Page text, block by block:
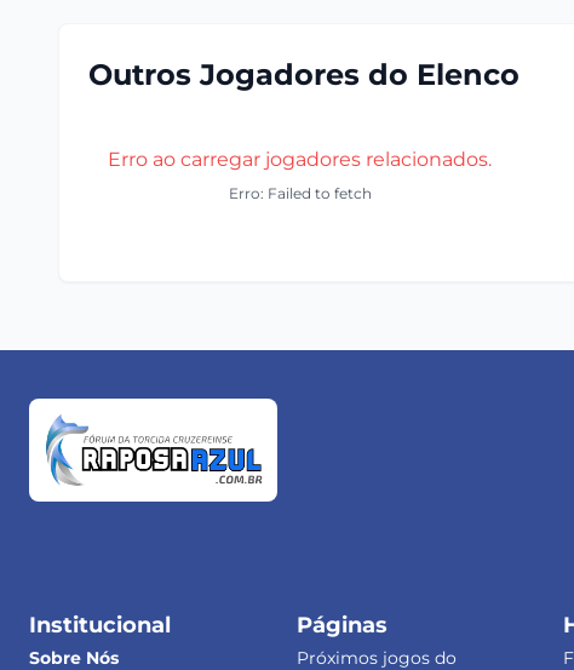
Outros Jogadores do Elenco
Erro ao carregar jogadores relacionados.
Erro: Failed to fetch
Institucional
Sobre Nós
Páginas
Próximos jogos do